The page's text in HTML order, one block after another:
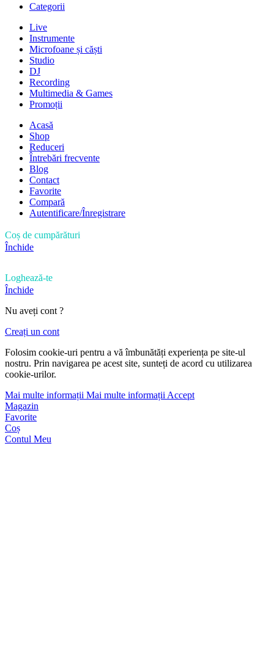
Categorii
Live
Instrumente
Microfoane și căști
Studio
DJ
Recording
Multimedia & Games
Promoții
Acasă
Shop
Reduceri
Întrebări frecvente
Blog
Contact
Favorite
Compară
Autentificare/Înregistrare
Coș de cumpărături
Închide
Loghează-te
Închide
Nu aveți cont ?
Creați un cont
Folosim cookie-uri pentru a vă îmbunătăți experiența pe site-ul
nostru. Prin navigarea pe acest site, sunteți de acord cu utilizarea
cookie-urilor.
Mai multe informații Mai multe informațiiAccept
Magazin
Favorite
Coș
Contul Meu